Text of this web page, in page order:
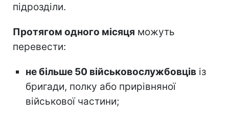
підрозділи.
Протягом одного місяця можуть
перевести:
не більше 50 військовослужбовців із
бригади, полку або прирівняної
військової частини;